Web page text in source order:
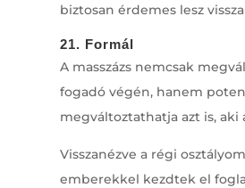
biztosan érdemes lesz
21. Formál
A masszázs nemcsak
fogadó végén, hanem
megváltoztathatja azt is, aki
Visszanézve a régi
emberekkel kezdtek el